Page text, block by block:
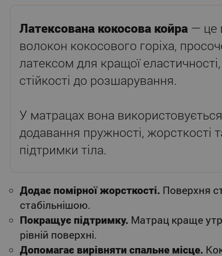
Латексована кокосова койра — це
волокон кокосового горіха,
латексом для кращої еластичності,
стійкості до розшарування.
У матрацах вона
додавання пружності, жорсткості
підтримки тіла.
Додає помірної жорсткості. Поверхня
стабільнішою.
Покращує підтримку. Матрац краще
рівній поверхні.
Допомагає вирівняти спальне місце.